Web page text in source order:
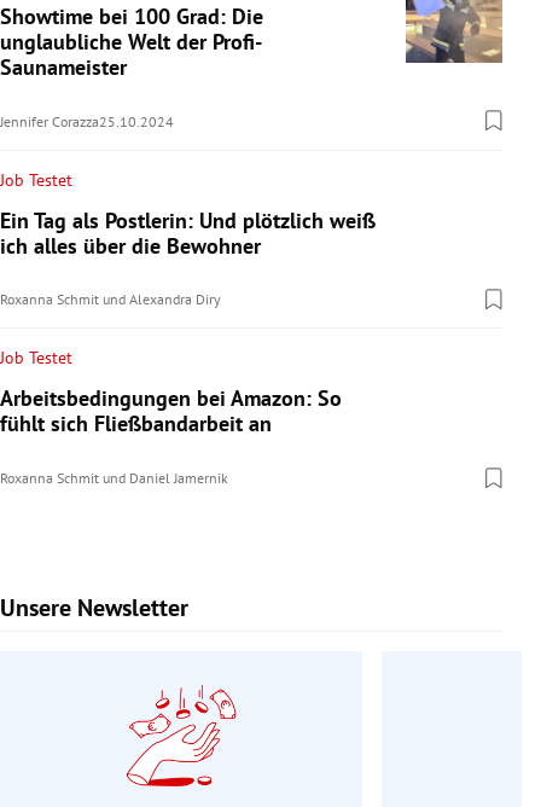
Showtime bei 100 Grad: Die
unglaubliche Welt der Profi-
Saunameister
Jennifer Corazza25.10.2024
Job Testet
Ein Tag als Postlerin: Und plötzlich weiß
ich alles über die Bewohner
Roxanna Schmit und Alexandra Diry
Job Testet
Arbeitsbedingungen bei Amazon: So
fühlt sich Fließbandarbeit an
Roxanna Schmit und Daniel Jamernik
Unsere Newsletter
Slide 1 von 9